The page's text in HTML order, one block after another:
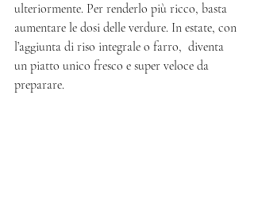
ulteriormente. Per renderlo più ricco, basta
aumentare le dosi delle verdure. In estate, con
l’aggiunta di riso integrale o farro,  diventa
un piatto unico fresco e super veloce da
preparare.